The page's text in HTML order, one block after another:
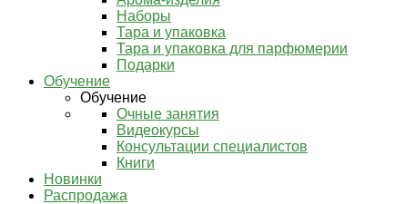
Наборы
Тара и упаковка
Тара и упаковка для парфюмерии
Подарки
Обучение
Обучение
Очные занятия
Видеокурсы
Консультации специалистов
Книги
Новинки
Распродажа